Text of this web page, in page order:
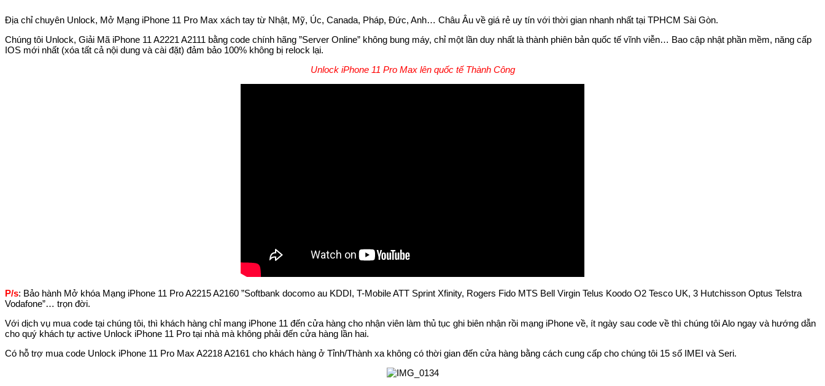
Địa chỉ chuyên Unlock, Mở Mạng iPhone 11 Pro Max xách tay từ Nhật, Mỹ, Úc, Canada, Pháp, Đức, Anh… Châu Âu về giá rẻ uy tín với thời gian nhanh nhất tại TPHCM Sài Gòn.
Chúng tôi Unlock, Giải Mã iPhone 11 A2221 A2111 bằng code chính hãng ”Server Online” không bung máy, chỉ một lần duy nhất là thành phiên bản quốc tế vĩnh viễn… Bao cập nhật phần mềm, năng cấp
IOS mới nhất (xóa tất cả nội dung và cài đặt) đảm bảo 100% không bị relock lại.
Unlock iPhone 11 Pro Max lên quốc tế Thành Công
P/s: Bảo hành Mở khóa Mạng iPhone 11 Pro A2215 A2160 ”Softbank docomo au KDDI, T-Mobile ATT Sprint Xfinity, Rogers Fido MTS Bell Virgin Telus Koodo O2 Tesco UK, 3 Hutchisson Optus Telstra
Vodafone”… trọn đời.
Với dịch vụ mua code tại chúng tôi, thì khách hàng chỉ mang iPhone 11 đến cửa hàng cho nhận viên làm thủ tục ghi biên nhận rồi mạng iPhone về, ít ngày sau code về thì chúng tôi Alo ngay và hướng dẫn
cho quý khách tự active Unlock iPhone 11 Pro tại nhà mà không phải đến cửa hàng lần hai.
Có hỗ trợ mua code Unlock iPhone 11 Pro Max A2218 A2161 cho khách hàng ở Tỉnh/Thành xa không có thời gian đến cửa hàng bằng cách cung cấp cho chúng tôi 15 số IMEI và Seri.